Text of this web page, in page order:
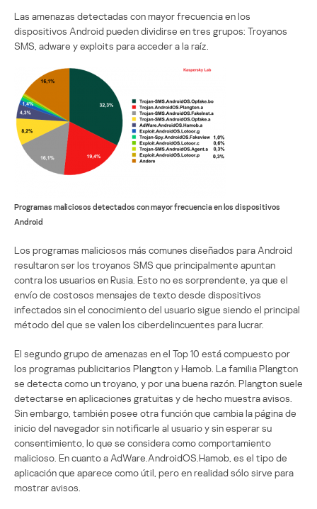
Las amenazas detectadas con mayor frecuencia en los
dispositivos Android pueden dividirse en tres grupos: Troyanos
SMS, adware y exploits para acceder a la raíz.
Programas maliciosos detectados con mayor frecuencia en los dispositivos
Android
Los programas maliciosos más comunes diseñados para Android
resultaron ser los troyanos SMS que principalmente apuntan
contra los usuarios en Rusia. Esto no es sorprendente, ya que el
envío de costosos mensajes de texto desde dispositivos
infectados sin el conocimiento del usuario sigue siendo el principal
método del que se valen los ciberdelincuentes para lucrar.
El segundo grupo de amenazas en el Top 10 está compuesto por
los programas publicitarios Plangton y Hamob. La familia Plangton
se detecta como un troyano, y por una buena razón. Plangton suele
detectarse en aplicaciones gratuitas y de hecho muestra avisos.
Sin embargo, también posee otra función que cambia la página de
inicio del navegador sin notificarle al usuario y sin esperar su
consentimiento, lo que se considera como comportamiento
malicioso. En cuanto a AdWare.AndroidOS.Hamob, es el tipo de
aplicación que aparece como útil, pero en realidad sólo sirve para
mostrar avisos.